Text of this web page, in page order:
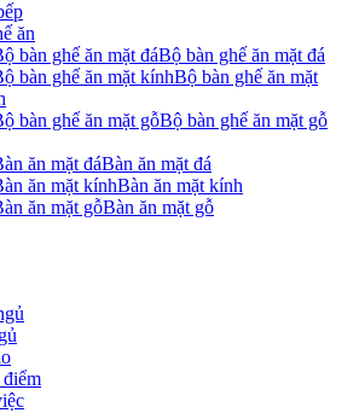
ăn
Bộ bàn ghế ăn mặt đá
Bộ bàn ghế ăn mặt
Bộ bàn ghế ăn mặt gỗ
Bàn ăn mặt đá
Bàn ăn mặt kính
Bàn ăn mặt gỗ